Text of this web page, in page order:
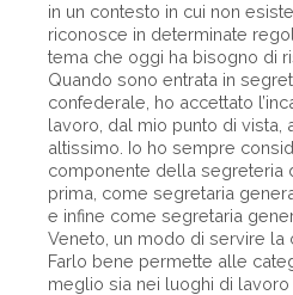
in un contesto in cui non
riconosce in determinate
tema che oggi ha bisogno di
Quando sono entrata in
confederale, ho accettato
lavoro, dal mio punto di vista,
altissimo. Io ho sempre
componente della segreteria
prima, come segretaria
e infine come segretaria
Veneto, un modo di servire la
Farlo bene permette alle
meglio sia nei luoghi di